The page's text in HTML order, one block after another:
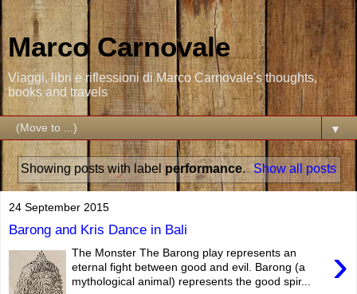
Marco Carnovale
Viaggi, libri e riflessioni di Marco Carnovale's thoughts,
books and travels
▼
Showing posts with label performance. Show all posts
24 September 2015
Barong and Kris Dance in Bali
›
The Monster The Barong play represents an
eternal fight between good and evil. Barong (a
mythological animal) represents the good spir...